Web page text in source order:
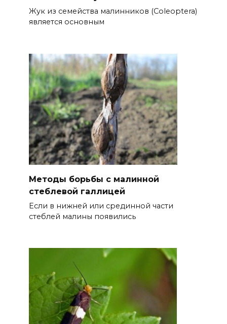
Жук из семейства малинников (Coleoptera)
является основным
Методы борьбы с малинной
стеблевой галлицей
Если в нижней или срединной части
стеблей малины появились